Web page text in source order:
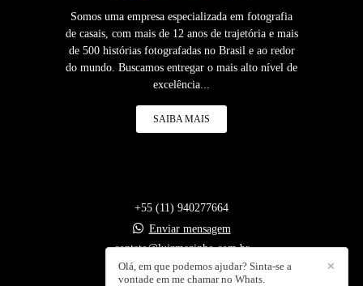
Somos uma empresa especializada em fotografia
de casais, com mais de 12 anos de trajetória e mais
de 500 histórias fotografadas no Brasil e ao redor
do mundo. Buscamos entregar o mais alto nível de
excelência...
SAIBA MAIS
+55 (11) 940277664
Enviar mensagem
contato@luizmazinho.com.br
✕
Olá, em que podemos ajudar? Sinta-se a
vontade em me chamar no Whats.